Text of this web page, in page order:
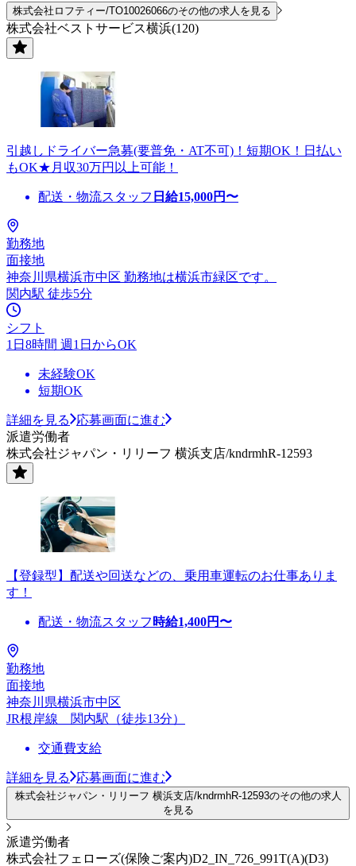
株式会社ロフティー/TO10026066のその他の求人を見る
株式会社ベストサービス横浜(120)
引越しドライバー急募(要普免・AT不可)！短期OK！日払い
もOK★月収30万円以上可能！
配送・物流スタッフ 日給15,000円〜
勤務地
面接地
神奈川県横浜市中区 勤務地は横浜市緑区です。
関内駅 徒歩5分
シフト
1日8時間 週1日からOK
未経験OK
短期OK
詳細を見る
応募画面に進む
派遣労働者
株式会社ジャパン・リリーフ 横浜支店/kndrmhR-12593
【登録型】配送や回送などの、乗用車運転のお仕事ありま
す！
配送・物流スタッフ 時給1,400円〜
勤務地
面接地
神奈川県横浜市中区
JR根岸線 関内駅（徒歩13分）
交通費支給
詳細を見る 応募画面に進む
株式会社ジャパン・リリーフ 横浜支店/kndrmhR-12593のその他の求人
を見る
派遣労働者
株式会社フェローズ(保険ご案内)D2_IN_726_991T(A)(D3)